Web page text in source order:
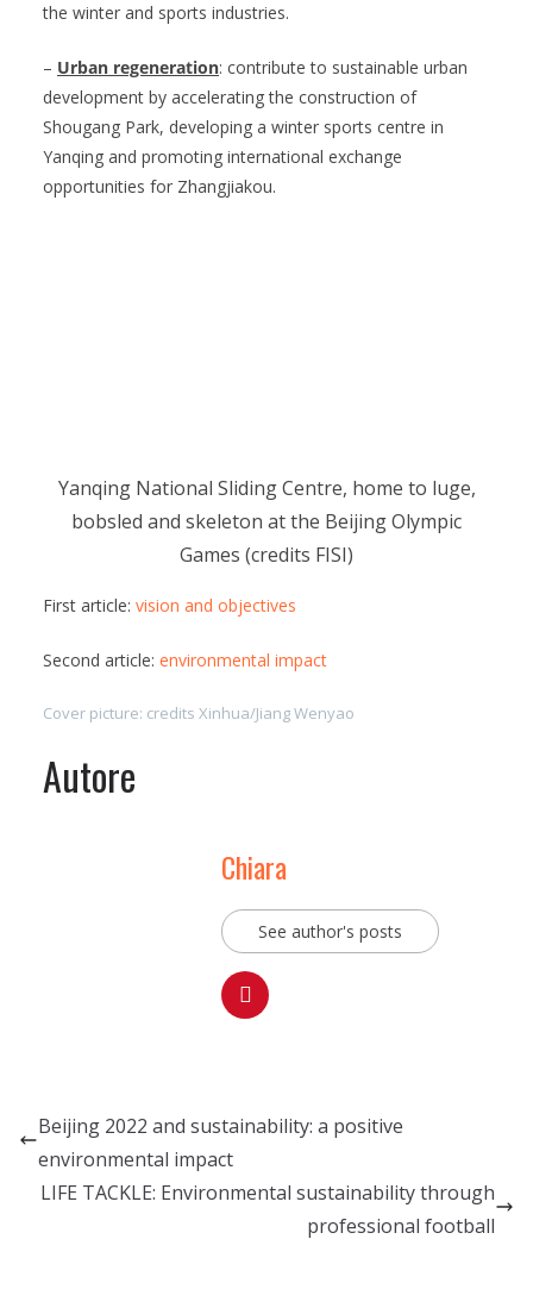
the winter and sports industries.
– Urban regeneration: contribute to sustainable urban
development by accelerating the construction of
Shougang Park, developing a winter sports centre in
Yanqing and promoting international exchange
opportunities for Zhangjiakou.
Yanqing National Sliding Centre, home to luge,
bobsled and skeleton at the Beijing Olympic
Games (credits FISI)
First article: vision and objectives
Second article: environmental impact
Cover picture: credits Xinhua/Jiang Wenyao
Autore
Chiara
See author's posts
Beijing 2022 and sustainability: a positive
environmental impact
LIFE TACKLE: Environmental sustainability through
professional football